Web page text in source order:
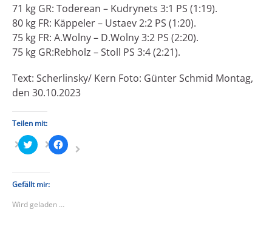
71 kg GR: Toderean – Kudrynets 3:1 PS (1:19).
80 kg FR: Käppeler – Ustaev 2:2 PS (1:20).
75 kg FR: A.Wolny – D.Wolny 3:2 PS (2:20).
75 kg GR:Rebholz – Stoll PS 3:4 (2:21).
Text: Scherlinsky/ Kern Foto: Günter Schmid Montag,
den 30.10.2023
Teilen mit:
Klick,
um
zu
teilen
(Wird
neuem
Klick,
um
neuem
Gefällt mir:
Wird geladen …